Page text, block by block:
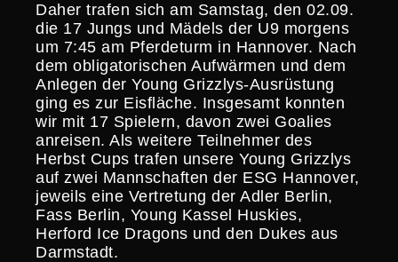
Daher trafen sich am Samstag, den 02.09.
die 17 Jungs und Mädels der U9 morgens
um 7:45 am Pferde­turm in Hannover. Nach
dem obliga­to­ri­schen Aufwärmen und dem
Anlegen der Young Grizzlys-Ausrüs­tung
ging es zur Eisfläche. Insgesamt konnten
wir mit 17 Spielern, davon zwei Goalies
anreisen. Als weitere Teilnehmer des
Herbst Cups trafen unsere Young Grizzlys
auf zwei Mannschaften der ESG Hannover,
jeweils eine Vertre­tung der Adler Berlin,
Fass Berlin, Young Kassel Huskies,
Herford Ice Dragons und den Dukes aus
Darmstadt.